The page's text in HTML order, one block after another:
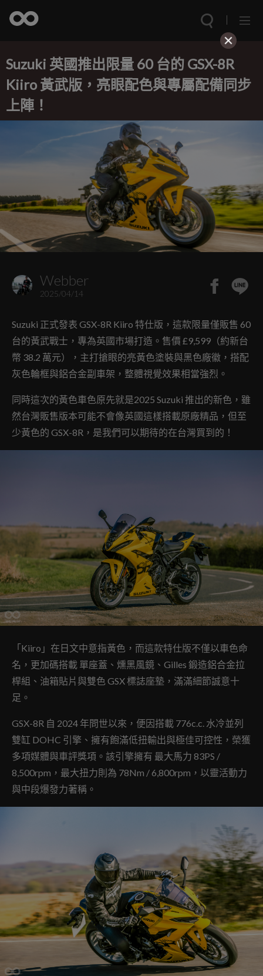
Suzuki 英國推出限量 60 台的 GSX-8R
Kiiro 黃武版，亮眼配色與專屬配備同步
上陣！
Webber
2025/04/14
Suzuki 正式發表 GSX-8R Kiiro 特仕版，這款限量僅販售 60
台的黃武戰士，專為英國市場打造。售價 £9,599（約新台
幣 38.2 萬元），主打搶眼的亮黃色塗裝與黑色廠徽，搭配
灰色輪框與鋁合金副車架，整體視覺效果相當強烈。
同時這次的黃色車色原先就是2025 Suzuki 推出的新色，雖
然台灣販售版本可能不會像英國這樣搭載原廠精品，但至
少黃色的 GSX-8R，是我們可以期待的在台灣買到的！
「Kiiro」在日文中意指黃色，而這款特仕版不僅以車色命
名，更加碼搭載 單座蓋、燻黑風鏡、Gilles 鍛造鋁合金拉
桿組、油箱貼片與雙色 GSX 標誌座墊，滿滿細節誠意十
足。
GSX-8R 自 2024 年問世以來，便因搭載 776c.c. 水冷並列
雙缸 DOHC 引擎、擁有飽滿低扭輸出與極佳可控性，榮獲
多項媒體與車評獎項。該引擎擁有 最大馬力 83PS /
8,500rpm，最大扭力則為 78Nm / 6,800rpm，以靈活動力
與中段爆發力著稱。